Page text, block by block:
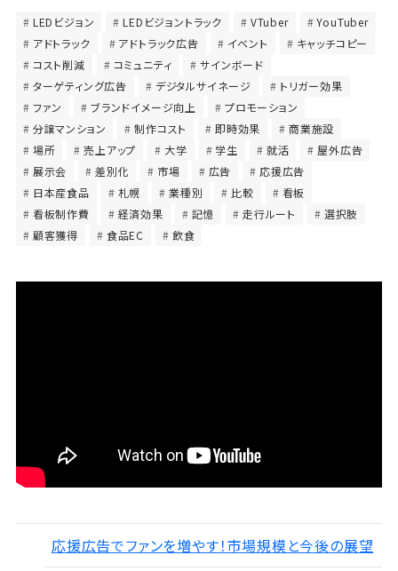
LEDビジョン LEDビジョントラック VTuber
YouTuber
アドトラック
アドトラック広告 イベント
キャッチコピー
コスト削減
コミュニティ
サインボード
ターゲティング広告
デジタルサイネージ
トリガー効果
ファン
ブランドイメージ向上
プロモーション
分譲マンション
制作コスト 即時効果
商業施設
場所
売上アップ 大学 学生 就活
屋外広告
展示会
差別化 市場 広告
応援広告
日本産食品
札幌 業種別 比較
看板
看板制作費
経済効果 記憶 走行ルート
選択肢
顧客獲得
食品EC 飲食
応援広告でファンを増やす！市場規模と今後の展望